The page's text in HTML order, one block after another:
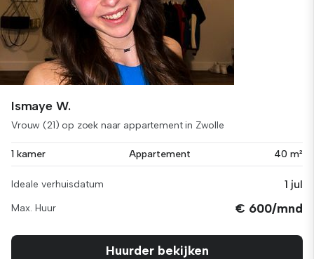
Ismaye W.
Vrouw (21) op zoek naar appartement in Zwolle
1 kamer Appartement 40 m²
Ideale verhuisdatum 1 jul
Max. Huur € 600/mnd
Huurder bekijken